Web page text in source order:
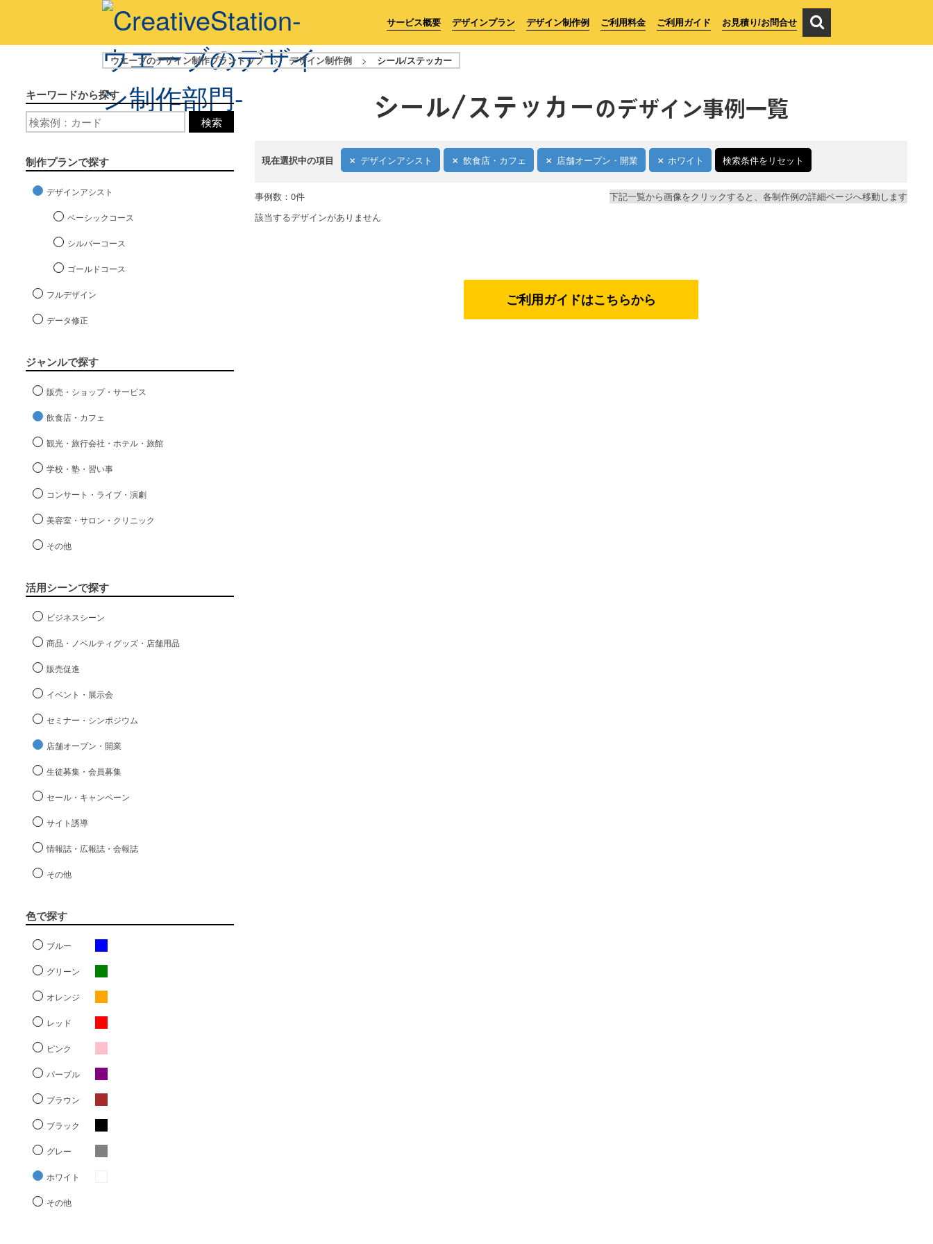
サービス概要 デザインプラン デザイン制作例 ご利用料金 ご利用ガイド お見積り/お問合せ
ウエーブのデザイン制作プラントップ > デザイン制作例 > シール/ステッカー
シール/ステッカーのデザイン事例一覧
現在選択中の項目 デザインアシスト 飲食店・カフェ 店舗オープン・開業 ホワイト 検索条件をリセット
キーワードから探す
検索
制作プランで探す
デザインアシスト
ベーシックコース
シルバーコース
ゴールドコース
フルデザイン
データ修正
ジャンルで探す
販売・ショップ・サービス
飲食店・カフェ
観光・旅行会社・ホテル・旅館
学校・塾・習い事
コンサート・ライブ・演劇
美容室・サロン・クリニック
その他
活用シーンで探す
ビジネスシーン
商品・ノベルティグッズ・店舗用品
販売促進
イベント・展示会
セミナー・シンポジウム
店舗オープン・開業
生徒募集・会員募集
セール・キャンペーン
サイト誘導
情報誌・広報誌・会報誌
その他
色で探す
ブルー
グリーン
オレンジ
レッド
ピンク
パープル
ブラウン
ブラック
グレー
ホワイト
その他
事例数：0件
下記一覧から画像をクリックすると、各制作例の詳細ページへ移動します
該当するデザインがありません
ご利用ガイドはこちらから